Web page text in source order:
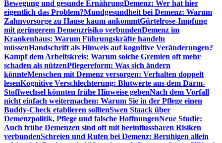
Bewegung und gesunde ErnährungDemenz: Wer hat hier
eigentlich das Problem?Mundgesundheit bei Demenz: Warum
Zahnvorsorge zu Hause kaum ankommtGürtelrose-Impfung
mit geringerem Demenzrisiko verbundenDemenz im
Krankenhaus: Warum Führungskräfte handeln
müssenHandschrift als Hinweis auf kognitive Veränderungen?
Kampf dem Arbeitskreis: Warum solche Gremien oft mehr
schaden als nützenPflegereform: Was sich ändern
könnteMenschen mit Demenz versorgen: Verhalten doppelt
lesenKognitive Verschlechterung: Blutwerte aus dem Darm-
Stoffwechsel könnten frühe Hinweise gebenNach dem Vorfall
nicht einfach weitermachen: Warum Sie in der Pflege einen
Buddy-Check etablieren solltenSwen Staack über
Demenzpolitik, Pflege und falsche HoffnungenNeue Studie:
Auch frühe Demenzen sind oft mit beeinflussbaren Risiken
verbundenSchreien und Rufen bei Demenz: Beruhigen allein